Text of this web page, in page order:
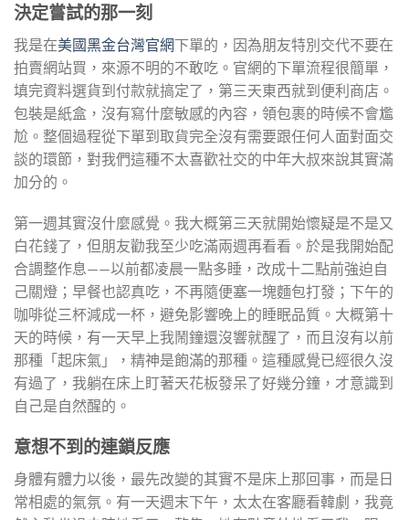
決定嘗試的那一刻
我是在美國黑金台灣官網下單的，因為朋友特別交代不要在
拍賣網站買，來源不明的不敢吃。官網的下單流程很簡單，
填完資料選貨到付款就搞定了，第三天東西就到便利商店。
包裝是紙盒，沒有寫什麼敏感的內容，領包裹的時候不會尷
尬。整個過程從下單到取貨完全沒有需要跟任何人面對面交
談的環節，對我們這種不太喜歡社交的中年大叔來說其實滿
加分的。
第一週其實沒什麼感覺。我大概第三天就開始懷疑是不是又
白花錢了，但朋友勸我至少吃滿兩週再看看。於是我開始配
合調整作息——以前都凌晨一點多睡，改成十二點前強迫自
己關燈；早餐也認真吃，不再隨便塞一塊麵包打發；下午的
咖啡從三杯減成一杯，避免影響晚上的睡眠品質。大概第十
天的時候，有一天早上我鬧鐘還沒響就醒了，而且沒有以前
那種「起床氣」，精神是飽滿的那種。這種感覺已經很久沒
有過了，我躺在床上盯著天花板發呆了好幾分鐘，才意識到
自己是自然醒的。
意想不到的連鎖反應
身體有體力以後，最先改變的其實不是床上那回事，而是日
常相處的氣氛。有一天週末下午，太太在客廳看韓劇，我竟